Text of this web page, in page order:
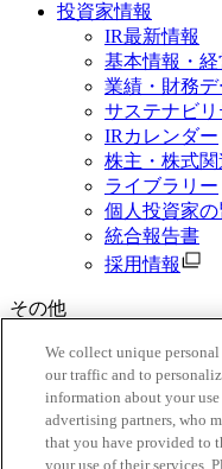
投資家情報
IR最新情報
基本情報・
業績・財務デ
サステナビリ
IRカレンダー
株主・株式関
ライブラリー
個人投資家
統合報告書
採用情報
その他
ご利用規約
三菱商事グループ
Do Not Sell or
ソーシャルメディ
We collect unique
our traffic and to
information about your
advertising partners, who
that you have provided to
your use of their services.